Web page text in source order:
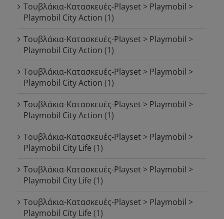
Τουβλάκια-Κατασκευές-Playset > Playmobil >
Playmobil City Action (1)
Τουβλάκια-Κατασκευές-Playset > Playmobil >
Playmobil City Action (1)
Τουβλάκια-Κατασκευές-Playset > Playmobil >
Playmobil City Action (1)
Τουβλάκια-Κατασκευές-Playset > Playmobil >
Playmobil City Action (1)
Τουβλάκια-Κατασκευές-Playset > Playmobil >
Playmobil City Life (1)
Τουβλάκια-Κατασκευές-Playset > Playmobil >
Playmobil City Life (1)
Τουβλάκια-Κατασκευές-Playset > Playmobil >
Playmobil City Life (1)